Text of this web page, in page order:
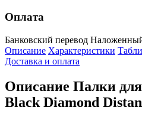
Оплата
Банковский перевод
Описание Характеристики
Доставка и оплата
Описание Палки
Black Diamond